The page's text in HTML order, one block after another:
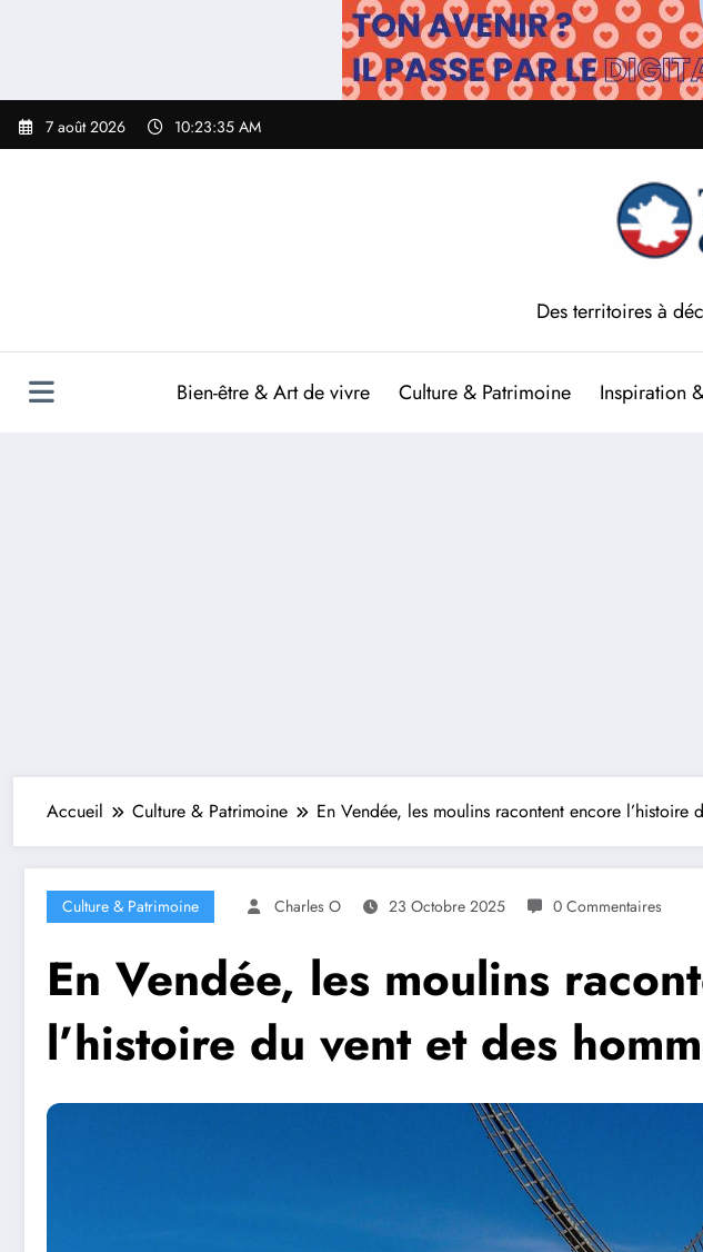
7 août 2026 10:23:36 AM
Des territoires à
Bien-être & Art de vivre Culture & Patrimoine Inspiration
Accueil Culture & Patrimoine En Vendée, les moulins racontent encore l’histoire
Culture & Patrimoine Charles O 23 Octobre 2025 0 Commentaires
En Vendée, les moulins
l’histoire du vent et des